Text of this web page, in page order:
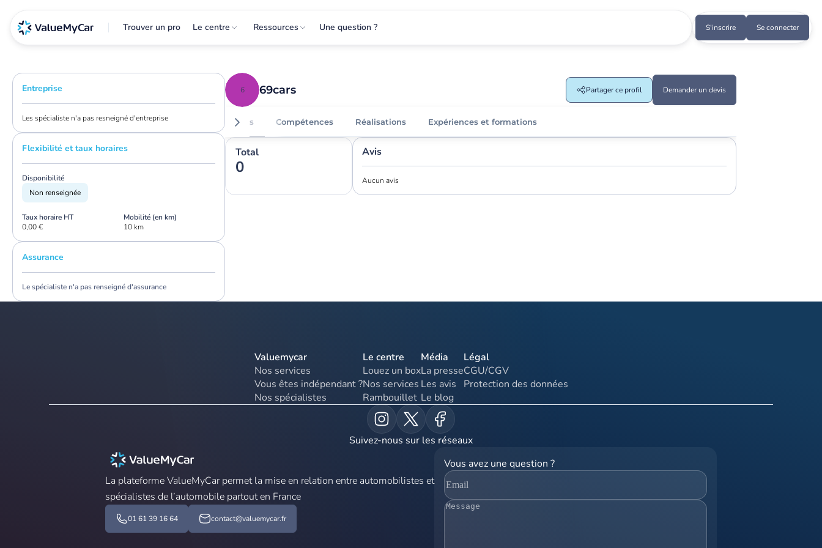
Trouver un pro Le centre Ressources Une question ? S'inscrire Se connecter
Entreprise
Les spécialiste n'a pas resneigné d'entreprise
Flexibilité et taux horaires
Disponibilité
Non renseignée
Taux horaire HT
0,00 €
Mobilité (en km)
10 km
Assurance
Le spécialiste n'a pas renseigné d'assurance
6 69cars Partager ce profil Demander un devis
Avis Compétences Réalisations Expériences et formations
Total
0
Avis
Aucun avis
Valuemycar
Nos services
Vous êtes indépendant ?
Nos spécialistes
Le centre
Louez un box
Nos services
Rambouillet
Média
La presse
Les avis
Le blog
Légal
CGU/CGV
Protection des données
Suivez-nous sur les réseaux
La plateforme ValueMyCar permet la mise en relation entre automobilistes et
spécialistes de l’automobile partout en France
01 61 39 16 64 contact@valuemycar.fr
Vous avez une question ?